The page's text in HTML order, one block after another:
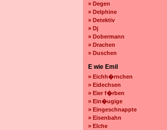
» Degen
» Delphine
» Detektiv
» Dj
» Dobermann
» Drachen
» Duschen
E wie Emil
» Eichh�rnchen
» Eidechsen
» Eier f�rben
» Ein�ugige
» Eingeschnappte
» Eisenbahn
» Elche